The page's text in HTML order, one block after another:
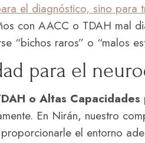
el diagnóstico, sino para
con AACC o TDAH mal
“bichos raros” o “malos
para el
o Altas Capacidades
En Nirán, nuestro
el entorno